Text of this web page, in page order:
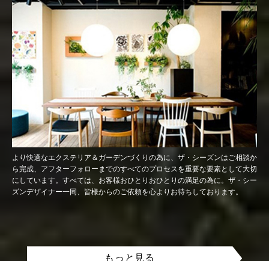
より快適なエクステリア＆ガーデンづくりの為に、ザ・シーズンはご相談か
ら完成、アフターフォローまでのすべてのプロセスを重要な要素として大切
にしています。すべては、お客様おひとりおひとりの満足の為に。ザ・シー
ズンデザイナー一同、皆様からのご依頼を心よりお待ちしております。
もっと見る